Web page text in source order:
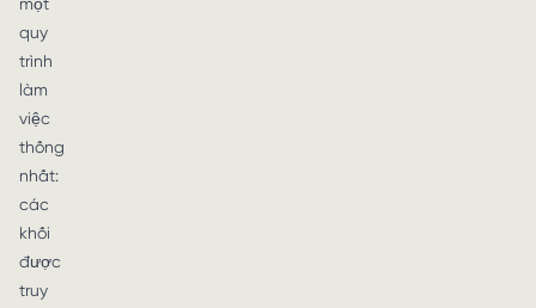
quy
trình
làm
việc
thống
nhất:
các
khối
được
truy